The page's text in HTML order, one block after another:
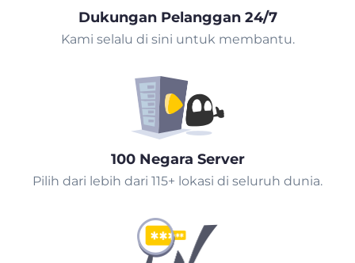
Dukungan Pelanggan 24/7
Kami selalu di sini untuk membantu.
100 Negara Server
Pilih dari lebih dari 115+ lokasi di seluruh dunia.